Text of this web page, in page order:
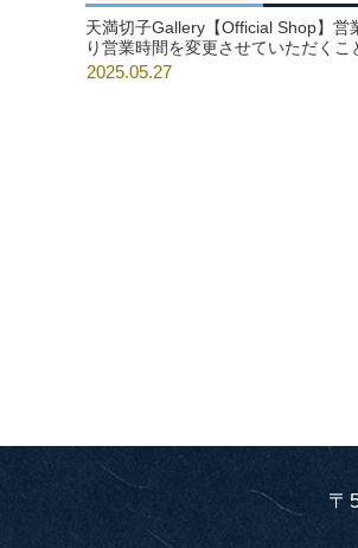
天満切子Gallery【Official Shop】営業時間変更のお知らせ お客さま各位 平素より天満切子Gallery
り営業時間を変更させていただくこ
2025.05.27
〒